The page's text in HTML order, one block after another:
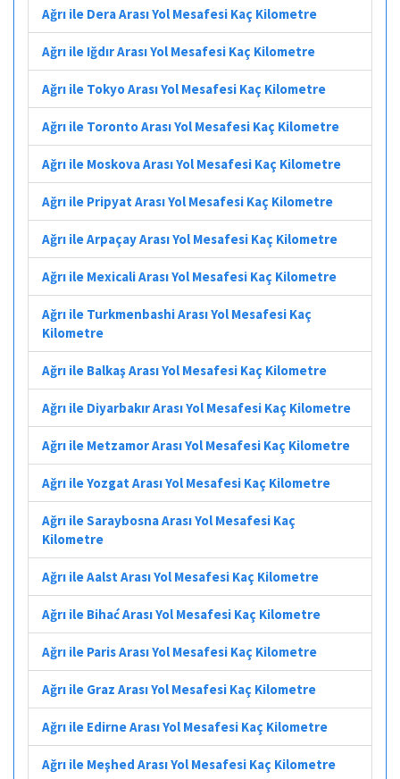
Ağrı ile Dera Arası Yol Mesafesi Kaç Kilometre
Ağrı ile Iğdır Arası Yol Mesafesi Kaç Kilometre
Ağrı ile Tokyo Arası Yol Mesafesi Kaç Kilometre
Ağrı ile Toronto Arası Yol Mesafesi Kaç Kilometre
Ağrı ile Moskova Arası Yol Mesafesi Kaç Kilometre
Ağrı ile Pripyat Arası Yol Mesafesi Kaç Kilometre
Ağrı ile Arpaçay Arası Yol Mesafesi Kaç Kilometre
Ağrı ile Mexicali Arası Yol Mesafesi Kaç Kilometre
Ağrı ile Turkmenbashi Arası Yol Mesafesi Kaç
Kilometre
Ağrı ile Balkaş Arası Yol Mesafesi Kaç Kilometre
Ağrı ile Diyarbakır Arası Yol Mesafesi Kaç Kilometre
Ağrı ile Metzamor Arası Yol Mesafesi Kaç Kilometre
Ağrı ile Yozgat Arası Yol Mesafesi Kaç Kilometre
Ağrı ile Saraybosna Arası Yol Mesafesi Kaç
Kilometre
Ağrı ile Aalst Arası Yol Mesafesi Kaç Kilometre
Ağrı ile Bihać Arası Yol Mesafesi Kaç Kilometre
Ağrı ile Paris Arası Yol Mesafesi Kaç Kilometre
Ağrı ile Graz Arası Yol Mesafesi Kaç Kilometre
Ağrı ile Edirne Arası Yol Mesafesi Kaç Kilometre
Ağrı ile Meşhed Arası Yol Mesafesi Kaç Kilometre